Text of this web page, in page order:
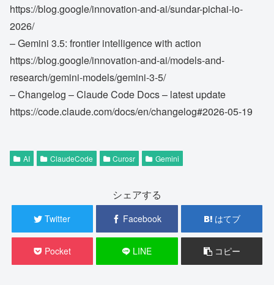
https://blog.google/innovation-and-ai/sundar-pichai-io-
2026/
– Gemini 3.5: frontier intelligence with action
https://blog.google/innovation-and-ai/models-and-
research/gemini-models/gemini-3-5/
– Changelog – Claude Code Docs – latest update
https://code.claude.com/docs/en/changelog#2026-05-19
AI ClaudeCode Curosr Gemini
シェアする
Twitter Facebook はてブ
Pocket LINE コピー